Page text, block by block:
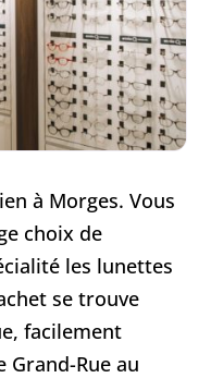
à Morges. Vous
choix de
les lunettes
se trouve
facilement
Grand-Rue au